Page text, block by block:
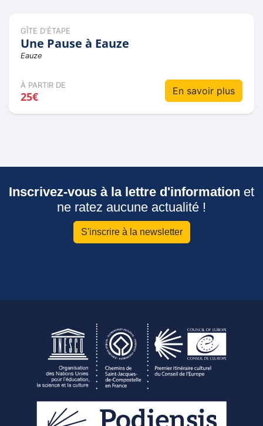
GÎTE D'ÉTAPE
Une Pause à Eauze
Eauze
À PARTIR DE
25€ En savoir plus
Inscrivez-vous à la lettre d'information et
ne ratez aucune actualité !
S'inscrire à la newsletter